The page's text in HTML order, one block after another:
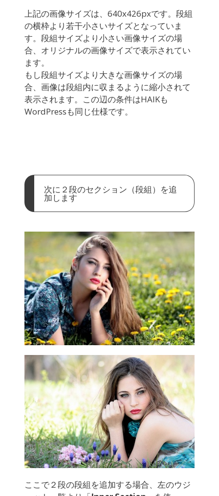
上記の画像サイズは、640x426pxです。段組
の横枠より若干小さいサイズとなっていま
す。段組サイズより小さい画像サイズの場
合、オリジナルの画像サイズで表示されてい
ます。
もし段組サイズより大きな画像サイズの場
合、画像は段組内に収まるように縮小されて
表示されます。この辺の条件はHAIKも
WordPressも同じ仕様です。
次に２段のセクション（段組）を追
加します
ここで２段の段組を追加する場合、左のウジ